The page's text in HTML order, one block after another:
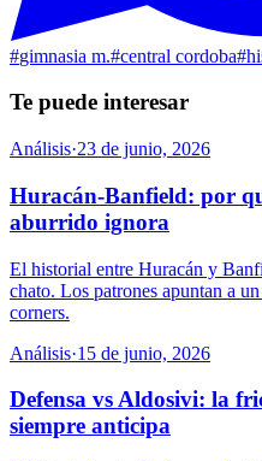
#gimnasia m.#central cordoba#
Te puede interesar
Análisis·23 de junio, 2026
Huracán-Banfield: por
aburrido ignora
El historial entre Huracán y
chato. Los patrones apuntan a
corners.
Análisis·15 de junio, 2026
Defensa vs Aldosivi: la
siempre anticipa